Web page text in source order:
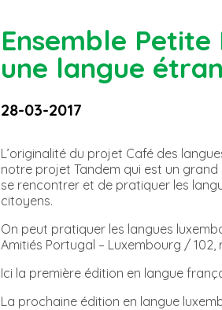
Ensemble
une langue
28-03-2017
L’originalité du projet Café des
notre projet Tandem qui est un
se rencontrer et de pratiquer les
citoyens.
On peut pratiquer les langues
Amitiés Portugal – Luxembourg /
Ici la première édition en langue
La prochaine édition en langue